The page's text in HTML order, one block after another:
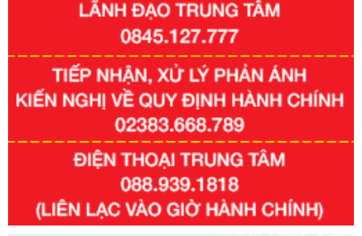
Số kí hiệu:351/2025/NĐ-CP
Tên: Nghị định số 351/2025/NĐ-CP của Chính phủ: Quy
định chuẩn nghèo đa chiều quốc gia giai đoạn 2026 - 2030
Ngày ban hành: 29/12/2026